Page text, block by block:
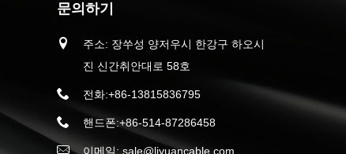
문의하기
주소: 장쑤성 양저우시 한강구 하오시
진 신간취안대로 58호
전화:+86-13815836795
핸드폰:+86-514-87286458
이메일: sale@liyuancable.com